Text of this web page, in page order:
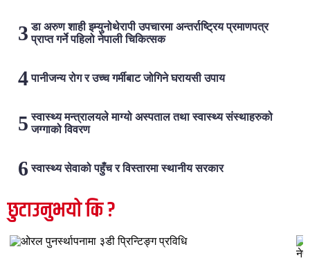
डा अरुण शाही इम्युनोथेरापी उपचारमा अन्तर्राष्ट्रिय प्रमाणपत्र
प्राप्त गर्ने पहिलो नेपाली चिकित्सक
पानीजन्य रोग र उच्च गर्मीबाट जोगिने घरायसी उपाय
स्वास्थ्य मन्त्रालयले माग्यो अस्पताल तथा स्वास्थ्य संस्थाहरुको
जग्गाको विवरण
स्वास्थ्य सेवाको पहुँच र विस्तारमा स्थानीय सरकार
छुटाउनुभयो कि ?